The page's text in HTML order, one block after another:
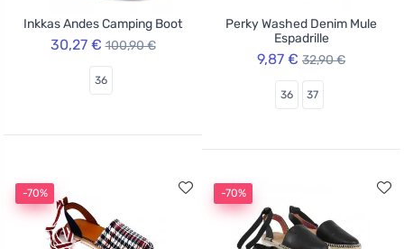
Inkkas Andes Camping Boot
30,27 € 100,90 €
36
Perky Washed Denim Mule
Espadrille
9,87 € 32,90 €
36 37
-70% -70%